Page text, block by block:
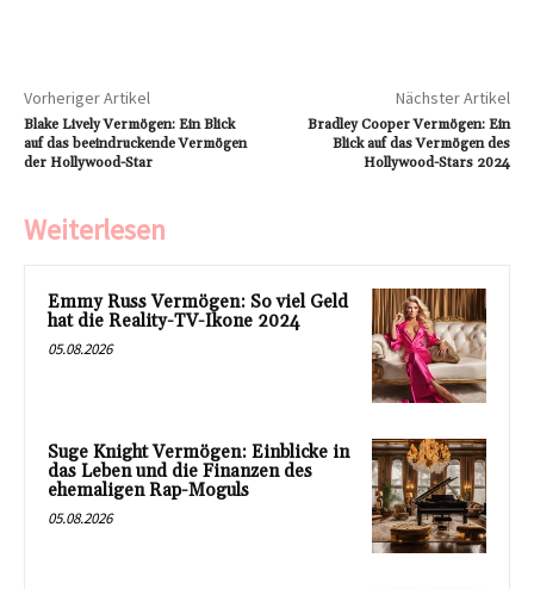
Vorheriger Artikel
Blake Lively Vermögen: Ein Blick
auf das beeindruckende Vermögen
der Hollywood-Star
Nächster Artikel
Bradley Cooper Vermögen: Ein
Blick auf das Vermögen des
Hollywood-Stars 2024
Weiterlesen
Emmy Russ Vermögen: So viel Geld
hat die Reality-TV-Ikone 2024
05.08.2026
Suge Knight Vermögen: Einblicke in
das Leben und die Finanzen des
ehemaligen Rap-Moguls
05.08.2026